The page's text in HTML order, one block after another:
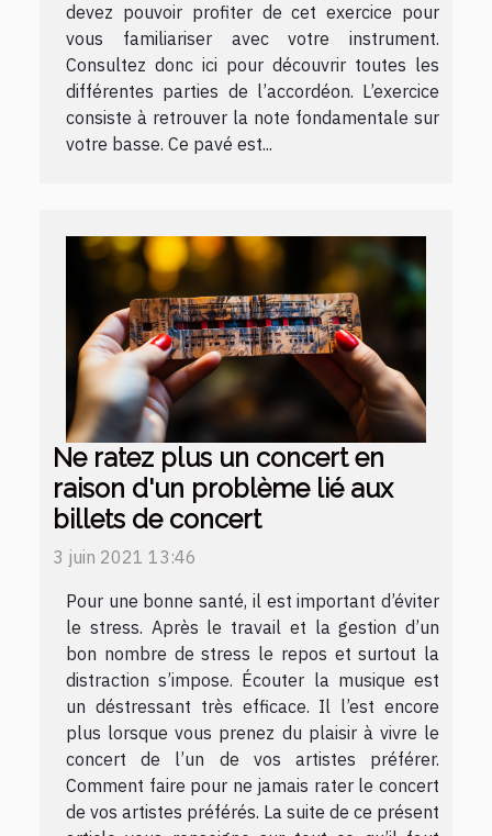
devez pouvoir profiter de cet exercice pour
vous familiariser avec votre instrument.
Consultez donc ici pour découvrir toutes les
différentes parties de l’accordéon. L’exercice
consiste à retrouver la note fondamentale sur
votre basse. Ce pavé est...
Ne ratez plus un concert en
raison d'un problème lié aux
billets de concert
3 juin 2021 13:46
Pour une bonne santé, il est important d’éviter
le stress. Après le travail et la gestion d’un
bon nombre de stress le repos et surtout la
distraction s’impose. Écouter la musique est
un déstressant très efficace. Il l’est encore
plus lorsque vous prenez du plaisir à vivre le
concert de l’un de vos artistes préférer.
Comment faire pour ne jamais rater le concert
de vos artistes préférés. La suite de ce présent